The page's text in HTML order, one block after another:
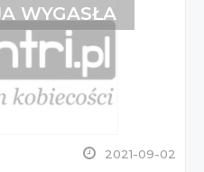
2021-09-02
WYGASŁA